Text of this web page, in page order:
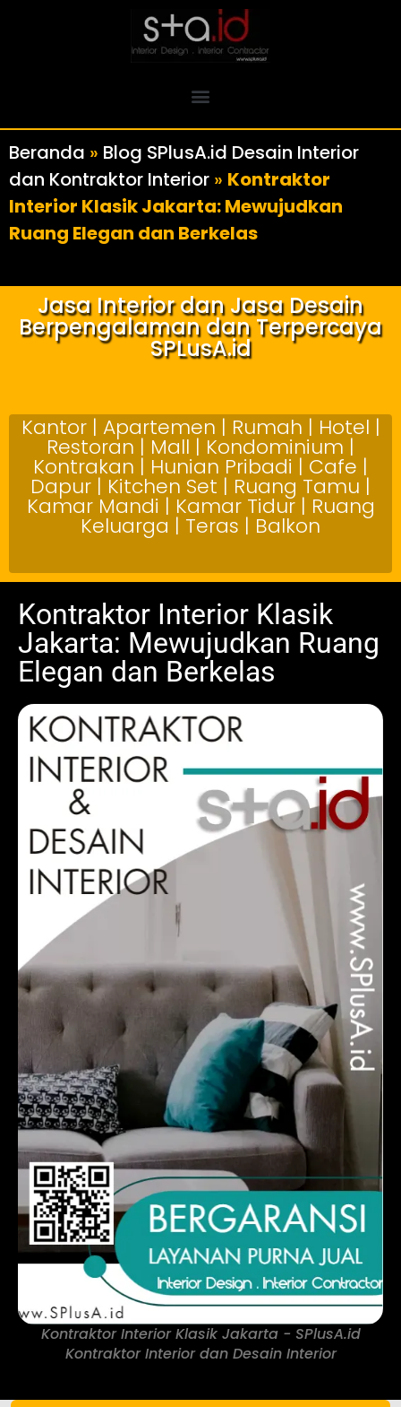
Beranda » Blog SPlusA.id Desain Interior
dan Kontraktor Interior » Kontraktor
Interior Klasik Jakarta: Mewujudkan
Ruang Elegan dan Berkelas
Jasa Interior dan Jasa Desain
Berpengalaman dan Terpercaya
SPLusA.id
Kantor | Apartemen | Rumah | Hotel |
Restoran | Mall | Kondominium |
Kontrakan | Hunian Pribadi | Cafe |
Dapur | Kitchen Set | Ruang Tamu |
Kamar Mandi | Kamar Tidur | Ruang
Keluarga | Teras | Balkon
Kontraktor Interior Klasik
Jakarta: Mewujudkan Ruang
Elegan dan Berkelas
Kontraktor Interior Klasik Jakarta - SPlusA.id
Kontraktor Interior dan Desain Interior